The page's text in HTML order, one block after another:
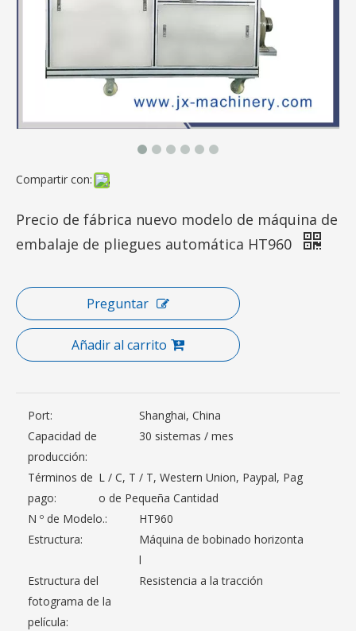
Compartir con:
Precio de fábrica nuevo modelo de máquina de
embalaje de pliegues automática HT960
Preguntar
Añadir al carrito
Port:
Shanghai, China
Capacidad de
producción:
30 sistemas / mes
Términos de
pago:
L / C, T / T, Western Union, Paypal, Pag
o de Pequeña Cantidad
N º de Modelo.:
HT960
Estructura:
Máquina de bobinado horizonta
l
Estructura del
fotograma de la
película:
Resistencia a la tracción